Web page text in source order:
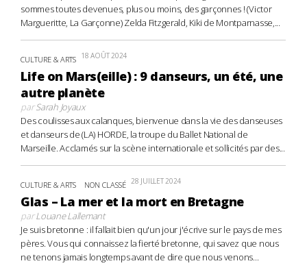
sommes toutes devenues, plus ou moins, des garçonnes ! (Victor
Margueritte, La Garçonne) Zelda Fitzgerald, Kiki de Montparnasse,...
CULTURE & ARTS 18 AOÛT 2024
Life on Mars(eille) : 9 danseurs, un été, une
autre planète
parSarah Joyaux
Des coulisses aux calanques, bienvenue dans la vie des danseuses
et danseurs de (LA) HORDE, la troupe du Ballet National de
Marseille. Acclamés sur la scène internationale et sollicités par des...
CULTURE & ARTS NON CLASSÉ 28 JUILLET 2024
Glas – La mer et la mort en Bretagne
parLouane Lallemant
Je suis bretonne : il fallait bien qu'un jour j'écrive sur le pays de mes
pères. Vous qui connaissez la fierté bretonne, qui savez que nous
ne tenons jamais longtemps avant de dire que nous venons...